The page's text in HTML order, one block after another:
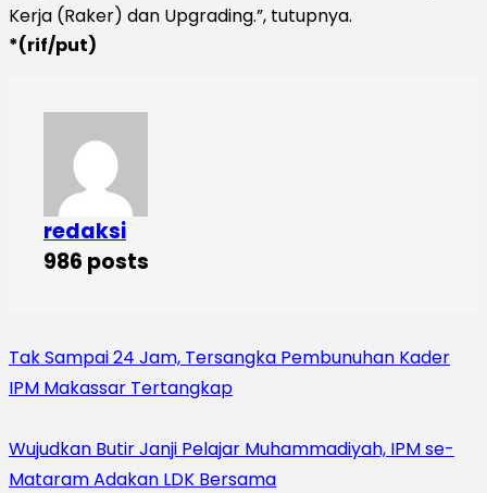
Kerja (Raker) dan Upgrading.”, tutupnya.
*(rif/put)
redaksi
986 posts
Tak Sampai 24 Jam, Tersangka Pembunuhan Kader
IPM Makassar Tertangkap
Wujudkan Butir Janji Pelajar Muhammadiyah, IPM se-
Mataram Adakan LDK Bersama